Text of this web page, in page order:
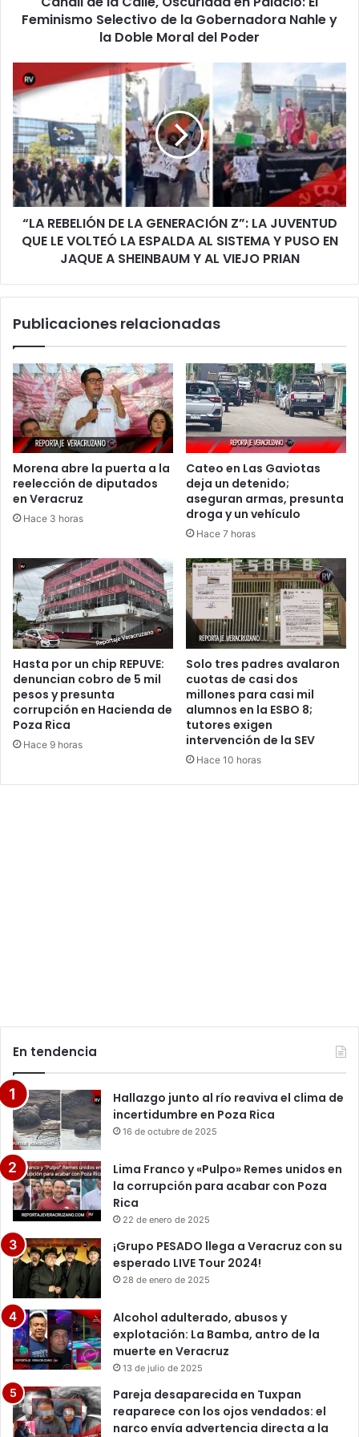
de
Nahle
y
la
Doble
Moral
del
Poder
Feminismo Selectivo de la Gobernadora Nahle y
la Doble Moral del Poder
“LA
REBELIÓN
DE
LA
GENERACIÓN
Z”:
LA
JUVENTUD
QUE
LE
VOLTEÓ
AL
Y
JAQUE
A
SHEINBAUM
Y
AL
VIEJO
PRIAN
“LA REBELIÓN DE LA GENERACIÓN Z”: LA JUVENTUD
QUE LE VOLTEÓ LA ESPALDA AL SISTEMA Y PUSO EN
JAQUE A SHEINBAUM Y AL VIEJO PRIAN
Publicaciones relacionadas
Morena abre la puerta a la
reelección de diputados
en Veracruz
Hace 3 horas
Cateo en Las Gaviotas
deja un detenido;
aseguran armas, presunta
droga y un vehículo
Hace 7 horas
Hasta por un chip REPUVE:
denuncian cobro de 5 mil
pesos y presunta
corrupción en Hacienda de
Poza Rica
Hace 9 horas
Solo tres padres avalaron
cuotas de casi dos
millones para casi mil
alumnos en la ESBO 8;
tutores exigen
intervención de la SEV
Hace 10 horas
En tendencia
Hallazgo junto al río reaviva el clima de
incertidumbre en Poza Rica
16 de octubre de 2025
Lima Franco y «Pulpo» Remes unidos en
la corrupción para acabar con Poza
Rica
22 de enero de 2025
¡Grupo PESADO llega a Veracruz con su
esperado LIVE Tour 2024!
28 de enero de 2025
Alcohol adulterado, abusos y
explotación: La Bamba, antro de la
muerte en Veracruz
13 de julio de 2025
Pareja desaparecida en Tuxpan
reaparece con los ojos vendados: el
narco envía advertencia directa a la